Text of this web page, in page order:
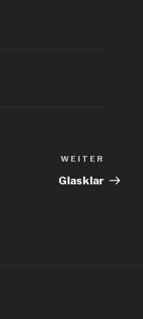
Beitrag
WEITER
Glasklar